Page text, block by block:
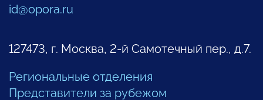
id@opora.ru
127473, г. Москва, 2-й Самотечный пер., д.7.
Региональные отделения
Представители за рубежом